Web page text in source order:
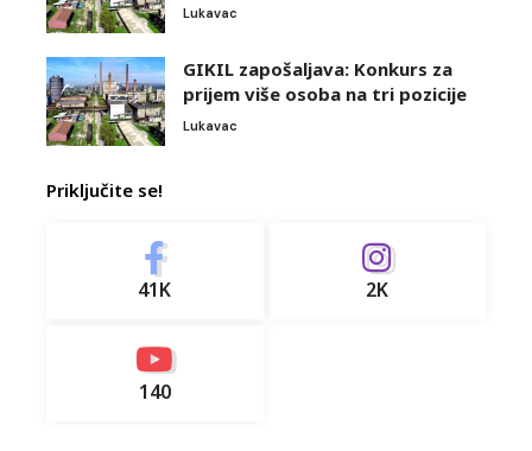
Lukavac
GIKIL zapošaljava: Konkurs za
prijem više osoba na tri pozicije
Lukavac
Priključite se!
41K 2K
140